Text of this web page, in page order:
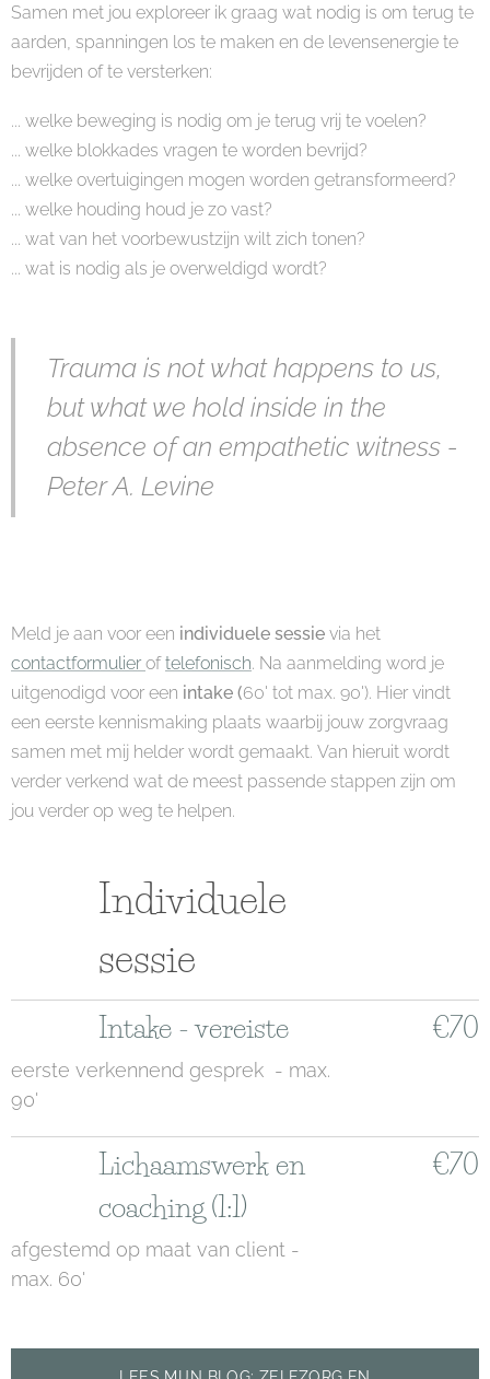
Samen met jou exploreer ik graag wat nodig is om terug te
aarden, spanningen los te maken en de levensenergie te
bevrijden of te versterken:
... welke beweging is nodig om je terug vrij te voelen?
... welke blokkades vragen te worden bevrijd?
... welke overtuigingen mogen worden getransformeerd?
... welke houding houd je zo vast?
... wat van het voorbewustzijn wilt zich tonen?
... wat is nodig als je overweldigd wordt?
Trauma is not what happens to us,
but what we hold inside in the
absence of an empathetic witness -
Peter A. Levine
Meld je aan voor een individuele sessie via het
contactformulier oftelefonisch. Na aanmelding word je
uitgenodigd voor een intake (60' tot max. 90'). Hier vindt
een eerste kennismaking plaats waarbij jouw zorgvraag
samen met mij helder wordt gemaakt. Van hieruit wordt
verder verkend wat de meest passende stappen zijn om
jou verder op weg te helpen.
Individuele
sessie
Intake - vereiste
eerste verkennend gesprek - max.
90'
€70
Lichaamswerk en
coaching (1:1)
afgestemd op maat van client -
max. 60'
€70